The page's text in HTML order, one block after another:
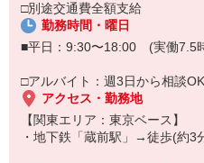
□別途交通費全額支給
勤務時間・曜日
■平日：9:30〜18:00 (実働7.5
□アルバイト：週3日から相談OK
アクセス・勤務地
【関東エリア：東京ベース】
・地下鉄「蔵前駅」→徒歩(約3